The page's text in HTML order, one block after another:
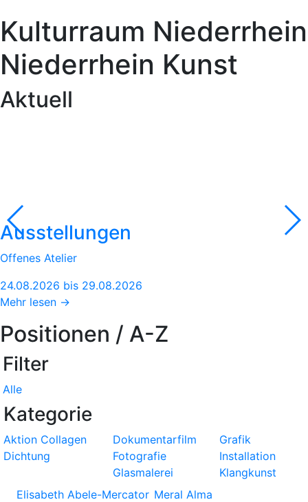
Kulturraum Niederrhein
Niederrhein Kunst
Aktuell
Ausstellungen
Offenes Atelier
24.08.2026 bis 29.08.2026
Mehr lesen →
Positionen / A-Z
Filter
Alle
Kategorie
Aktion Collagen
Dichtung
Dokumentarfilm
Fotografie
Glasmalerei
Grafik
Installation
Klangkunst
Elisabeth Abele-Mercator Meral Alma